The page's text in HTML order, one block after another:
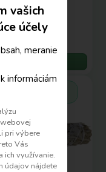
97,37 €
‒ +
vašich
účely
meranie
informáciám
pri výbere
Vás
ich využívanie.
údajov nájdete